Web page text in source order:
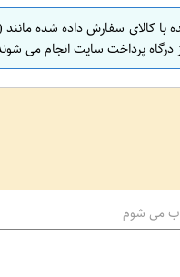
ص
ف
ه
ا
ف
کالای سفارش داده شده
پرداخت سایت انجام می
می شوم